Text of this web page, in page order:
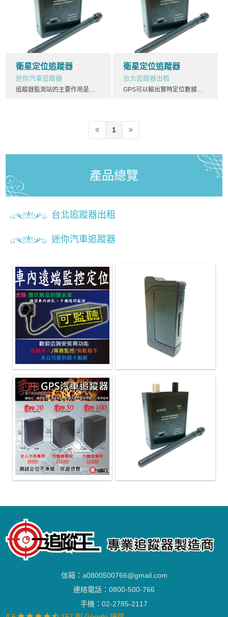
衛星定位追蹤器
迷你汽車追蹤器
追蹤器監測站的主要作用是採集GPS衛星數據和當地的環境數據，追蹤器然後發送給主控站。用戶設備部分用戶設備主要為GPS接收機，追蹤器主要作用是從GPS衛星收到信號並利用傳來的資訊計算用戶的三維位置及時間。定位誤差來源與分析GPS定位在過程中出現的各種誤差根據來源可分為三類
衛星定位追蹤器
台北追蹤器出租
GPS可以輸出實時定位數據讓其他的設備使用，追蹤器這就牽扯到了數據交換協議。追蹤器幾乎現在所有的GPS接收機都遵循美國國家海洋電子協會(National Marine Electronics Association)所指定的標準規格，追蹤器這一標準制訂所有航海電子儀器間的通訊標準，其中包含傳輸資料的格式以及傳輸資料的通訊協議。NMEA協議有0180、0182和0183三種
1
產品總覽
台北追蹤器出租
迷你汽車追蹤器
信箱： a0800500766@gmail.com
連絡電話： 0800-500-766
手機： 02-2785-2117